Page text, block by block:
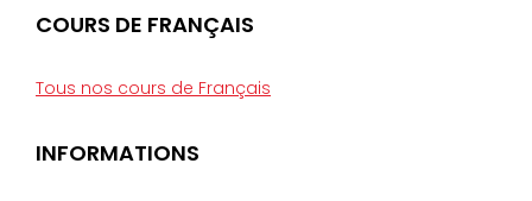
COURS DE FRANÇAIS
Tous nos cours de Français
INFORMATIONS​